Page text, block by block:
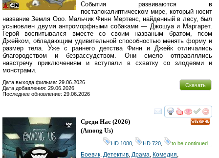
События развиваются в
постапокалиптическом мире, который носит
название Земля Ооо. Мальчик Финн Мертенс, найденный в лесу, был
усыновлен двумя антроморфными собаками — Джошуа и Маргарет.
Герой воспитывался вместе со своим названым братом, псом
Джейком, обладающим удивительной способностью менять форму и
размер тела. Уже с раннего детства Финн и Джейк отличались
благородством и безрассудством. Они смело отправлялись
навстречу приключениям и вступали в схватку со злодеями и
монстрами.
Скачать
Дата выхода фильма: 29.06.2026
Дата добавления: 29.06.2026
Последнее обновление: 29.06.2026
смотреть
Среди Нас (2026)
(Among Us)
HD 1080 HD 720 to be continued...
Боевик, Детектив, Драма, Комедия,